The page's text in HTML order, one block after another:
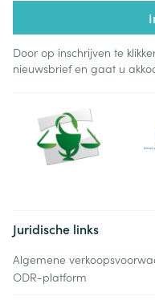
Door op inschrijven te
nieuwsbrief en gaat u
Juridische links
Algemene
ODR-platform